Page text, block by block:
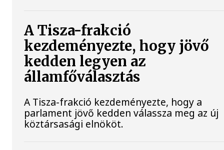
A Tisza-frakció
kezdeményezte, hogy jövő
kedden legyen az
államfőválasztás
A Tisza-frakció kezdeményezte, hogy a
parlament jövő kedden válassza meg az új
köztársasági elnököt.